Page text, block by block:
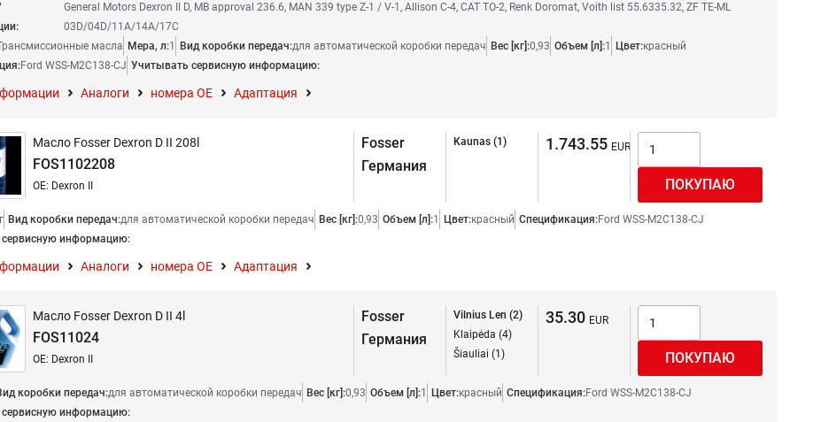
General Motors Dexron II D, MB approval 236.6, MAN 339 type Z-1 / V-1, Allison C-4, CAT TO-2, Renk Doromat, Voith list 55.6335.32, ZF TE-ML
03D/04D/11A/14A/17C
масла Мера, л:1 Вид коробки передач:для автоматической коробки передач Вес [кг]:0,93 Объем [л]:1 Цвет:красный
Ford WSS-M2C138-CJ Учитывать сервисную информацию:
Аналоги номера ОЕ Адаптация
Масло Fosser Dexron D II 208l
FOS1102208
OE: Dexron II
Fosser
Германия
Kaunas (1) 1.743.55
Вид коробки передач:для автоматической коробки передач Вес [кг]:0,93 Объем [л]:1 Цвет:красный Спецификация:Ford WSS-M2C138-CJ
информацию:
Аналоги номера ОЕ Адаптация
Масло Fosser Dexron D II 4l
FOS11024
OE: Dexron II
Fosser
Германия
Vilnius Len (2)
Klaipėda (4)
Šiauliai (1)
35.30
коробки передач:для автоматической коробки передач Вес [кг]:0,93 Объем [л]:1 Цвет:красный Спецификация:Ford WSS-M2C138-CJ
информацию: